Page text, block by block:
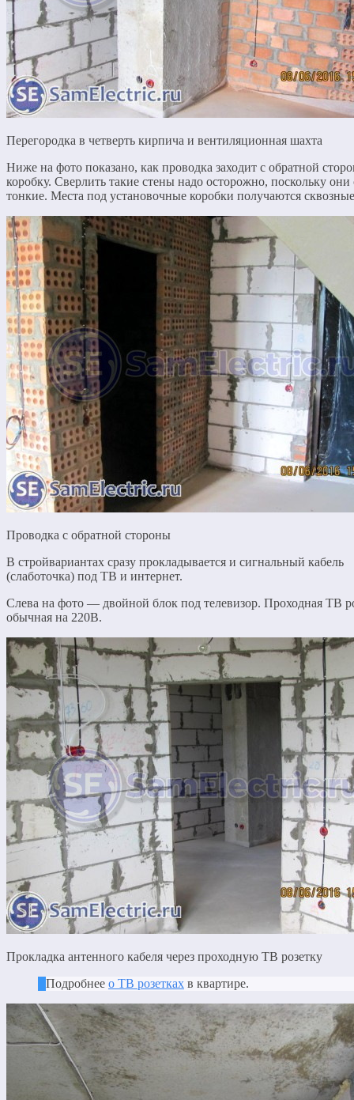
Перегородка в четверть кирпича и вентиляционная шахта
Ниже на фото показано, как проводка заходит с обратной
коробку. Сверлить такие стены надо осторожно, поскольку они
тонкие. Места под установочные коробки получаются
Проводка с обратной стороны
В стройвариантах сразу прокладывается и сигнальный кабель
(слаботочка) под ТВ и интернет.
Слева на фото — двойной блок под телевизор. Проходная ТВ
обычная на 220В.
Прокладка антенного кабеля через проходную ТВ розетку
Подробнее о ТВ розетках в квартире.